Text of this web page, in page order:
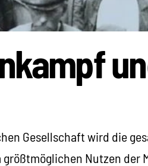
Gesellschaft wird die
Nutzen der